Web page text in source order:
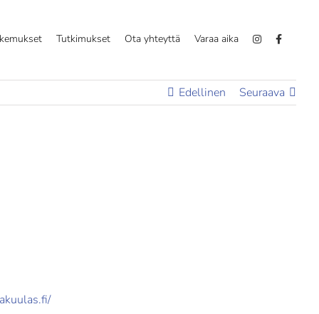
Tutkimukset Ota yhteyttä Varaa aika
Edellinen Seuraava